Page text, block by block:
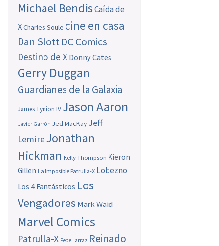
Michael BendisCaída de
XCharles Soule cine en casa
Dan SlottDC Comics
Destino de X Donny Cates
Gerry Duggan
Guardianes de la Galaxia
James Tynion IV Jason Aaron
Javier Garrón Jed MacKay Jeff
LemireJonathan
Hickman Kelly Thompson Kieron
Gillen La Imposible Patrulla-X Lobezno
Los 4 Fantásticos Los
Vengadores Mark Waid
Marvel Comics
Patrulla-X Pepe Larraz Reinado